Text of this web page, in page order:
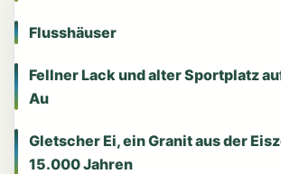
Flusshäuser
Fellner Lack und alter Sportplatz
Au
Gletscher Ei, ein Granit aus der
15.000 Jahren